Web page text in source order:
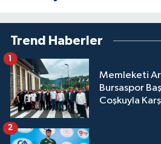
Trend Haberler
Memleketi
Bursaspor
Coşkuyla
1
2